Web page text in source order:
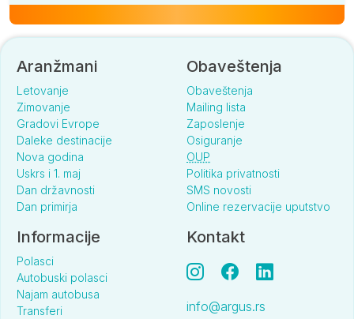
Aranžmani
Letovanje
Zimovanje
Gradovi Evrope
Daleke destinacije
Nova godina
Uskrs i 1. maj
Dan državnosti
Dan primirja
Obaveštenja
Obaveštenja
Mailing lista
Zaposlenje
Osiguranje
OUP
Politika privatnosti
SMS novosti
Online rezervacije uputstvo
Informacije
Polasci
Autobuski polasci
Najam autobusa
Transferi
Kontakt
info@argus.rs